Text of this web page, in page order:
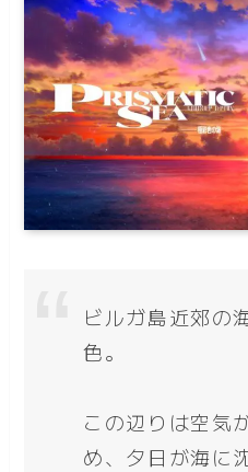
ビルガ島近郊の
色。
この辺りは空気
め、夕日が海に